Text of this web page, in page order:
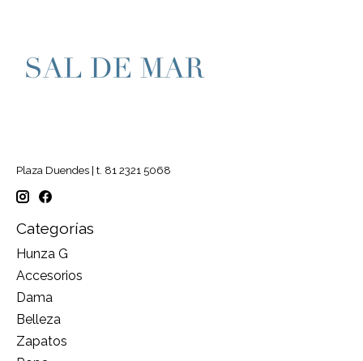
Plaza Duendes | t. 81 2321 5068
Categorías
Hunza G
Accesorios
Dama
Belleza
Zapatos